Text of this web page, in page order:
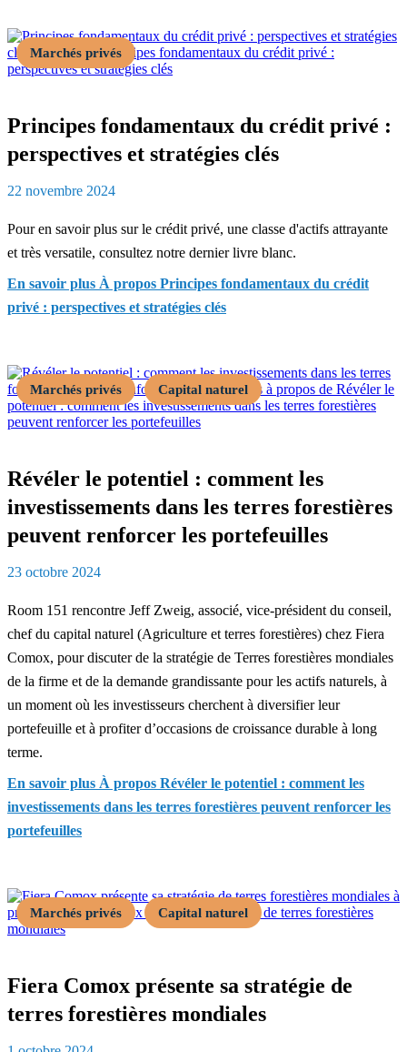
Marchés privés
Principes fondamentaux du crédit privé :
perspectives et stratégies clés
22 novembre 2024
Pour en savoir plus sur le crédit privé, une classe d'actifs attrayante
et très versatile, consultez notre dernier livre blanc.
En savoir plus À propos Principes fondamentaux du crédit
privé : perspectives et stratégies clés
Marchés privés Capital naturel
Révéler le potentiel : comment les
investissements dans les terres forestières
peuvent renforcer les portefeuilles
23 octobre 2024
Room 151 rencontre Jeff Zweig, associé, vice-président du conseil,
chef du capital naturel (Agriculture et terres forestières) chez Fiera
Comox, pour discuter de la stratégie de Terres forestières mondiales
de la firme et de la demande grandissante pour les actifs naturels, à
un moment où les investisseurs cherchent à diversifier leur
portefeuille et à profiter d’occasions de croissance durable à long
terme.
En savoir plus À propos Révéler le potentiel : comment les
investissements dans les terres forestières peuvent renforcer les
portefeuilles
Marchés privés Capital naturel
Fiera Comox présente sa stratégie de
terres forestières mondiales